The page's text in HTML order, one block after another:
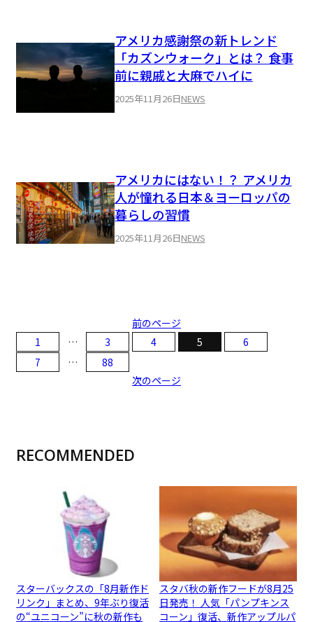
アメリカ感謝祭の新トレンド
「カズンウォーク」とは？ 食事
前に親戚と大麻でハイに
2025年11月26日NEWS
アメリカにはない！？ アメリカ
人が憧れる日本＆ヨーロッパの
暮らしの習慣
2025年11月26日NEWS
前のページ
1
… 3 4 5
6
7
…
88
次のページ
RECOMMENDED
スターバックスの「8月新作ド
リンク」まとめ、9年ぶり復活
の“ユニコーン”に秋の新作も
スタバ秋の新作フードが8月25
日発売！ 人気「パンプキンス
コーン」復活、新作アップルパ